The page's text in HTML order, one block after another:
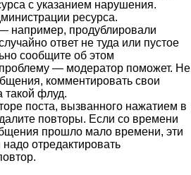
с указанием нарушения.
ресурса.
например, продублировали
ответ не туда или пустое
сообщите об этом
— модератор поможет. Не
комментировать свои
такой флуд.
поста, вызванного нажатием в
повторы. Если со времени
прошло мало времени, эти
отредактировать